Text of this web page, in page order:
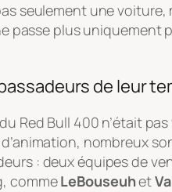
seulement une voiture,
passe plus uniquement
de leur
Red Bull 400 n’était
nombreux
: deux équipes de
commeLeBouseuhet